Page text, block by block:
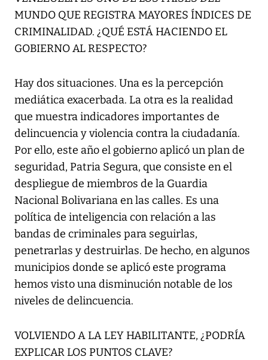
MUNDO QUE REGISTRA MAYORES ÍNDICES DE
CRIMINALIDAD. ¿QUÉ ESTÁ HACIENDO EL
GOBIERNO AL RESPECTO?
Hay dos situaciones. Una es la percepción
mediática exacerbada. La otra es la realidad
que muestra indicadores importantes de
delincuencia y violencia contra la ciudadanía.
Por ello, este año el gobierno aplicó un plan de
seguridad, Patria Segura, que consiste en el
despliegue de miembros de la Guardia
Nacional Bolivariana en las calles. Es una
política de inteligencia con relación a las
bandas de criminales para seguirlas,
penetrarlas y destruirlas. De hecho, en algunos
municipios donde se aplicó este programa
hemos visto una disminución notable de los
niveles de delincuencia.
VOLVIENDO A LA LEY HABILITANTE, ¿PODRÍA
EXPLICAR LOS PUNTOS CLAVE?